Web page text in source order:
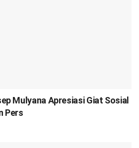
Mulyana Apresiasi Giat Sosial
Pers